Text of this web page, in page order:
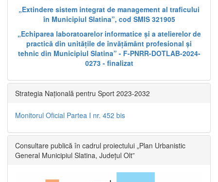
„Extindere sistem integrat de management al traficului
în Municipiul Slatina”, cod SMIS 321905
„Echiparea laboratoarelor informatice și a atelierelor de
practică din unitățile de învățământ profesional și
tehnic din Municipiul Slatina” - F-PNRR-DOTLAB-2024-
0273 - finalizat
Strategia Națională pentru Sport 2023-2032
Monitorul Oficial Partea I nr. 452 bis
Consultare publică în cadrul proiectului „Plan Urbanistic
General Municipiul Slatina, Județul Olt”